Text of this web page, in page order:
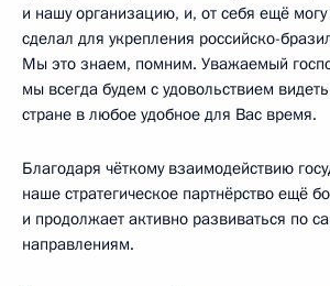
и нашу организацию, и, от себя ещё
сделал для укрепления российско-
Мы это знаем, помним. Уважаемый
мы всегда будем с удовольствием
стране в любое удобное для Вас время.
Благодаря чёткому взаимодействию
наше стратегическое партнёрство ещё
и продолжает активно развиваться по
направлениям.